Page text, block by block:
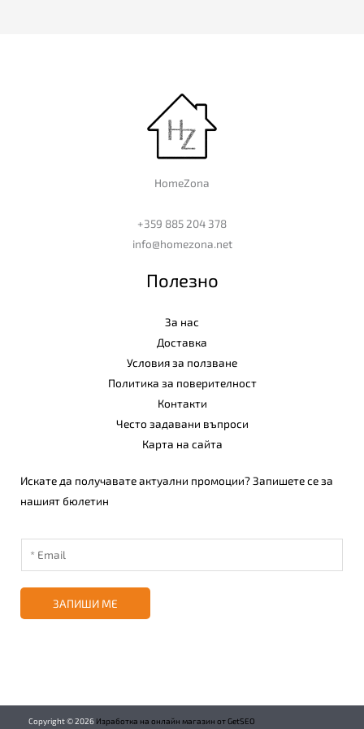
HomeZona
+359 885 204 378
info@homezona.net
Полезно
За нас
Доставка
Условия за ползване
Политика за поверителност
Контакти
Често задавани въпроси
Карта на сайта
Искате да получавате актуални промоции? Запишете се за
нашият бюлетин
ЗАПИШИ МЕ
Copyright ©2026 Изработка на онлайн магазин от GetSEO